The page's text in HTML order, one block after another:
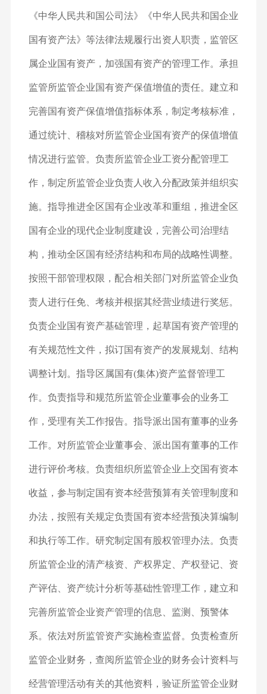
《中华人民共和国公司法》《中华人民共和国企业
国有资产法》等法律法规履行出资人职责，监管区
属企业国有资产，加强国有资产的管理工作。承担
监管所监管企业国有资产保值增值的责任。建立和
完善国有资产保值增值指标体系，制定考核标准，
通过统计、稽核对所监管企业国有资产的保值增值
情况进行监管。负责所监管企业工资分配管理工
作，制定所监管企业负责人收入分配政策并组织实
施。指导推进全区国有企业改革和重组，推进全区
国有企业的现代企业制度建设，完善公司治理结
构，推动全区国有经济结构和布局的战略性调整。
按照干部管理权限，配合相关部门对所监管企业负
责人进行任免、考核并根据其经营业绩进行奖惩。
负责企业国有资产基础管理，起草国有资产管理的
有关规范性文件，拟订国有资产的发展规划、结构
调整计划。指导区属国有(集体)资产监督管理工
作。负责指导和规范所监管企业董事会的业务工
作，受理有关工作报告。指导派出国有董事的业务
工作。对所监管企业董事会、派出国有董事的工作
进行评价考核。负责组织所监管企业上交国有资本
收益，参与制定国有资本经营预算有关管理制度和
办法，按照有关规定负责国有资本经营预决算编制
和执行等工作。研究制定国有股权管理办法。负责
所监管企业的清产核资、产权界定、产权登记、资
产评估、资产统计分析等基础性管理工作，建立和
完善所监管企业资产管理的信息、监测、预警体
系。依法对所监管资产实施检查监督。负责检查所
监管企业财务，查阅所监管企业的财务会计资料与
经营管理活动有关的其他资料，验证所监管企业财